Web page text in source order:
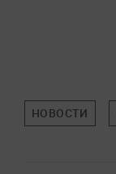
НОВОСТИ